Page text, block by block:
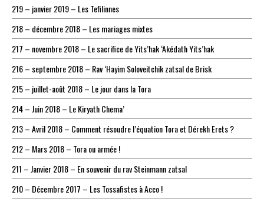
219 – janvier 2019 – Les Tefilinnes
218 – décembre 2018 – Les mariages mixtes
217 – novembre 2018 – Le sacrifice de Yits’hak ‘Akédath Yits’hak
216 – septembre 2018 – Rav ‘Hayim Soloveitchik zatsal de Brisk
215 – juillet-août 2018 – Le jour dans la Tora
214 – Juin 2018 – Le Kiryath Chema’
213 – Avril 2018 – Comment résoudre l’équation Tora et Dérekh Erets ?
212 – Mars 2018 – Tora ou armée !
211 – Janvier 2018 – En souvenir du rav Steinmann zatsal
210 – Décembre 2017 – Les Tossafistes à Acco !